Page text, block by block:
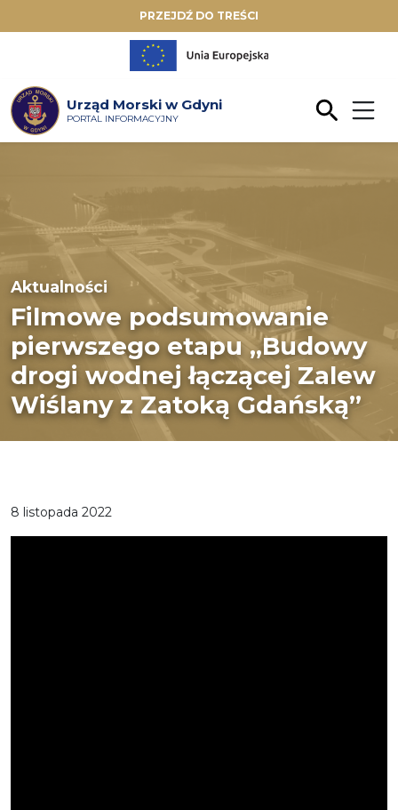
PRZEJDŹ DO TREŚCI
Urząd Morski w Gdyni
PORTAL INFORMACYJNY
Aktualności
Filmowe podsumowanie
pierwszego etapu „Budowy
drogi wodnej łączącej Zalew
Wiślany z Zatoką Gdańską”
8 listopada 2022